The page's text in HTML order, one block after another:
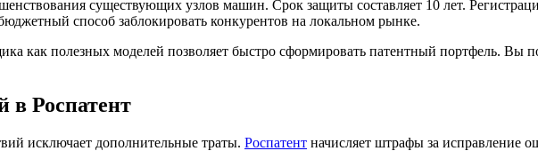
существующих узлов машин. Срок защиты составляет 10 лет.
способ заблокировать конкурентов на локальном рынке.
как полезных моделей позволяет быстро сформировать патентный портфель. Вы
в Роспатент
исключает дополнительные траты. Роспатент начисляет штрафы за исправление